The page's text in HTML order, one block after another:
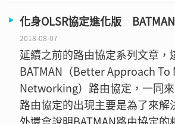
化身OLSR協定進化版
2018-08-07
延續之前的路由協定系列文章，
BATMAN（Better Approach
Networking）路由協定，一同
路由協定的出現主要是為了來解